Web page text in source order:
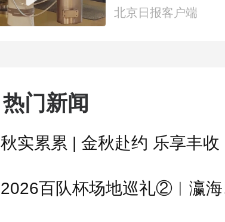
北京日报客户端
热门新闻
秋实累累 | 金秋赴约 乐享丰收